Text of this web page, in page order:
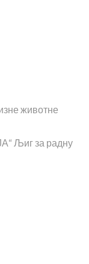
животне
Љиг за радну